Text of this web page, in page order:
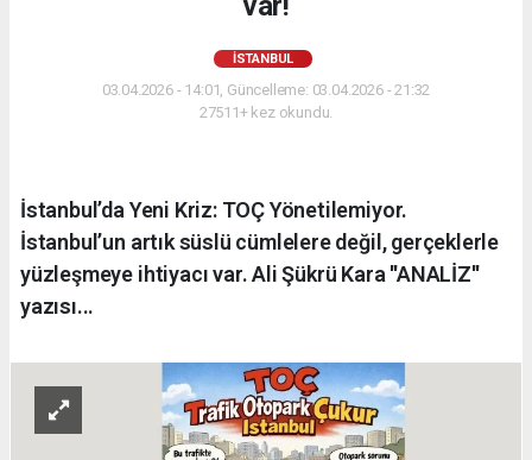
İSTANBUL
03.04.2026 - 14:01, Güncelleme: 03.04.2026 - 21:32
27511+ kez okundu.
İstanbul’da Yeni Kriz: TOÇ Yönetilemiyor.
İstanbul’un artık süslü cümlelere değil, gerçeklerle
yüzleşmeye ihtiyacı var. Ali Şükrü Kara ''ANALİZ''
yazısı...